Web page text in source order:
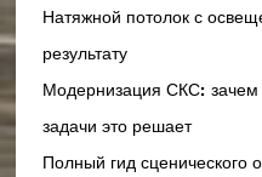
Натяжной потолок с
результату
Модернизация СКС: зачем
задачи это решает
Полный гид сценического